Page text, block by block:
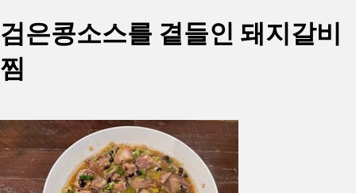
검은콩소스를 곁들인 돼지갈비
찜